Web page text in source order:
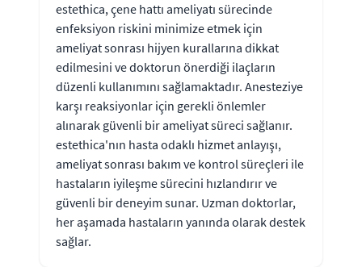
estethica, çene hattı ameliyatı sürecinde
enfeksiyon riskini minimize etmek için
ameliyat sonrası hijyen kurallarına dikkat
edilmesini ve doktorun önerdiği ilaçların
düzenli kullanımını sağlamaktadır. Anesteziye
karşı reaksiyonlar için gerekli önlemler
alınarak güvenli bir ameliyat süreci sağlanır.
estethica'nın hasta odaklı hizmet anlayışı,
ameliyat sonrası bakım ve kontrol süreçleri ile
hastaların iyileşme sürecini hızlandırır ve
güvenli bir deneyim sunar. Uzman doktorlar,
her aşamada hastaların yanında olarak destek
sağlar.